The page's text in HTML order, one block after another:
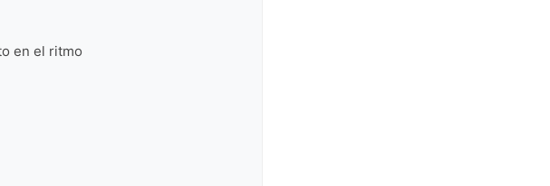
en el ritmo